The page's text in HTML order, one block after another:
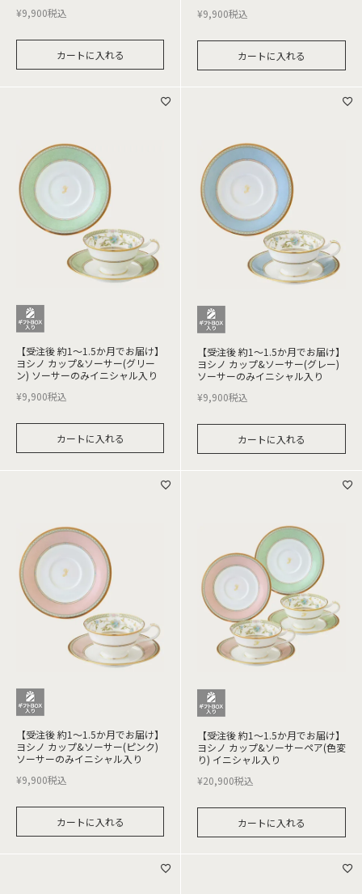
¥9,900税込
カートに入れる
¥9,900税込
カートに入れる
【受注後 約1～1.5か月でお届け】
ヨシノ カップ&ソーサー(グリー
ン) ソーサーのみイニシャル入り
¥9,900税込
カートに入れる
【受注後 約1～1.5か月でお届け】
ヨシノ カップ&ソーサー(グレー)
ソーサーのみイニシャル入り
¥9,900税込
カートに入れる
【受注後 約1～1.5か月でお届け】
ヨシノ カップ&ソーサー(ピンク)
ソーサーのみイニシャル入り
¥9,900税込
カートに入れる
【受注後 約1～1.5か月でお届け】
ヨシノ カップ&ソーサーペア(色変
り) イニシャル入り
¥20,900税込
カートに入れる